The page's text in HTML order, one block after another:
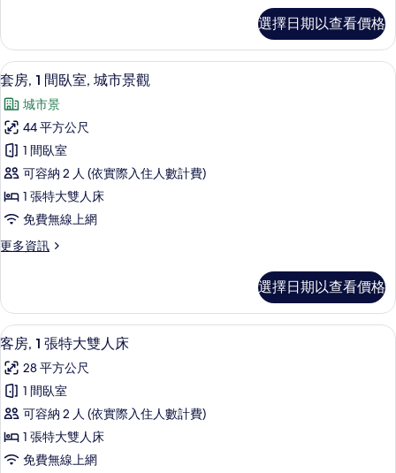
人
床,
庭
園
景
觀
的
所
有
相
1
張
特
雙
人
床,
庭
園
景
觀
的
情
選擇日期以查看價格
顯
示
套
房,
間
臥
室,
城
景
觀
的
所
有
相
片
5
套房, 1 間臥室, 城市景觀
城市景
44 平方公尺
1 間臥室
可容納 2 人 (依實際入住人數計費)
1 張特大雙人床
免費無線上網
更多資訊
更
1
間
臥
城
市
觀
的
詳
情
選擇日期以查看價格
顯
示
客
房,
1
張
6
客房, 1 張特大雙人床
28 平方公尺
1 間臥室
可容納 2 人 (依實際入住人數計費)
1 張特大雙人床
免費無線上網